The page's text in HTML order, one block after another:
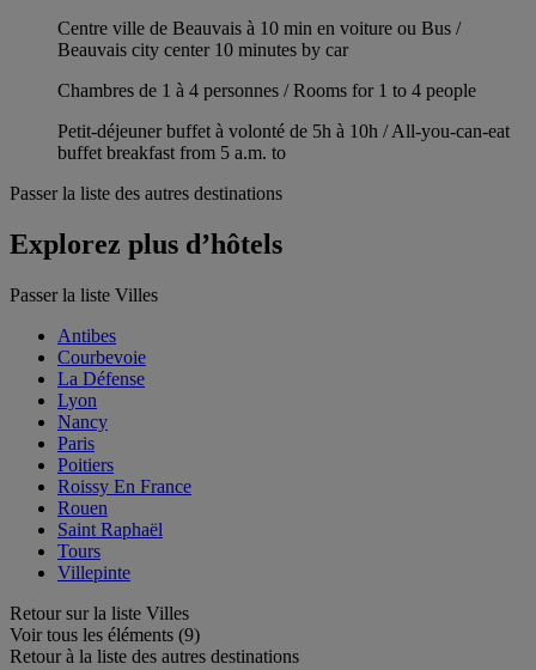
Centre ville de Beauvais à 10 min en voiture ou Bus /
Beauvais city center 10 minutes by car
Chambres de 1 à 4 personnes / Rooms for 1 to 4 people
Petit-déjeuner buffet à volonté de 5h à 10h / All-you-can-eat
buffet breakfast from 5 a.m. to
Passer la liste des autres destinations
Explorez plus d’hôtels
Passer la liste Villes
Antibes
Courbevoie
La Défense
Lyon
Nancy
Paris
Poitiers
Roissy En France
Rouen
Saint Raphaël
Tours
Villepinte
Retour sur la liste Villes
Voir tous les éléments (9)
Retour à la liste des autres destinations